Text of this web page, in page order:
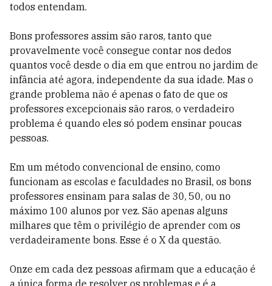
todos entendam.
Bons professores assim são raros, tanto que
provavelmente você consegue contar nos dedos
quantos você desde o dia em que entrou no jardim de
infância até agora, independente da sua idade. Mas o
grande problema não é apenas o fato de que os
professores excepcionais são raros, o verdadeiro
problema é quando eles só podem ensinar poucas
pessoas.
Em um método convencional de ensino, como
funcionam as escolas e faculdades no Brasil, os bons
professores ensinam para salas de 30, 50, ou no
máximo 100 alunos por vez. São apenas alguns
milhares que têm o privilégio de aprender com os
verdadeiramente bons. Esse é o X da questão.
Onze em cada dez pessoas afirmam que a educação é
a única forma de resolver os problemas e é a